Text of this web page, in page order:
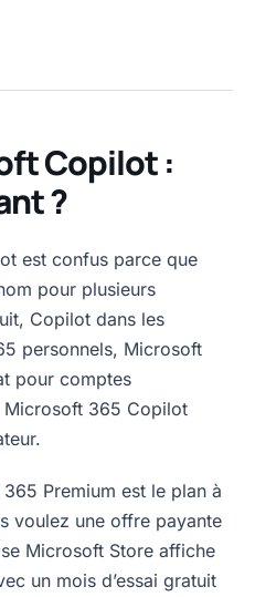
Copilot :
?
est confus parce que
pour plusieurs
Copilot dans les
personnels, Microsoft
pour comptes
Microsoft 365 Copilot
Premium est le plan à
voulez une offre payante
Microsoft Store affiche
un mois d’essai gratuit